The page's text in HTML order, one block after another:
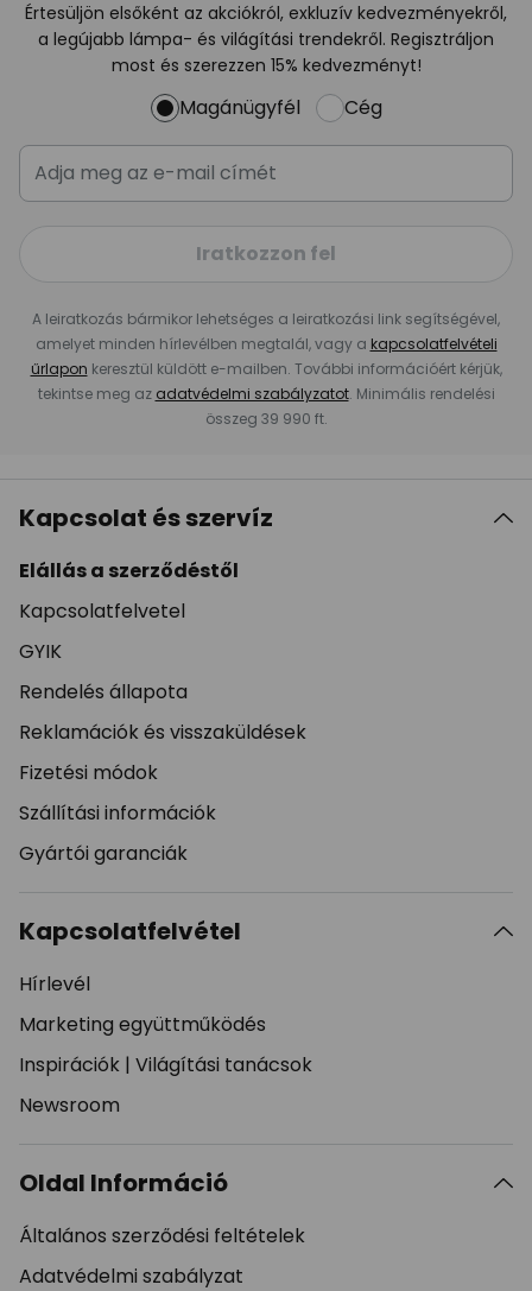
Értesüljön elsőként az akciókról, exkluzív kedvezményekről,
a legújabb lámpa- és világítási trendekről. Regisztráljon
most és szerezzen 15% kedvezményt!
Magánügyfél Cég
Iratkozzon fel
A leiratkozás bármikor lehetséges a leiratkozási link segítségével,
amelyet minden hírlevélben megtalál, vagy a kapcsolatfelvételi
űrlapon keresztül küldött e-mailben. További információért kérjük,
tekintse meg az adatvédelmi szabályzatot. Minimális rendelési
összeg 39 990 ft.
Kapcsolat és szervíz
Elállás a szerződéstől
Kapcsolatfelvetel
GYIK
Rendelés állapota
Reklamációk és visszaküldések
Fizetési módok
Szállítási információk
Gyártói garanciák
Kapcsolatfelvétel
Hírlevél
Marketing együttműködés
Inspirációk | Világítási tanácsok
Newsroom
Oldal Információ
Általános szerződési feltételek
Adatvédelmi szabályzat